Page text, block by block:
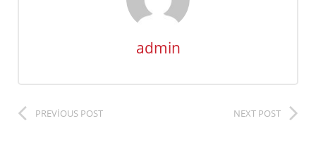
admin
PREVIOUS POST NEXT POST